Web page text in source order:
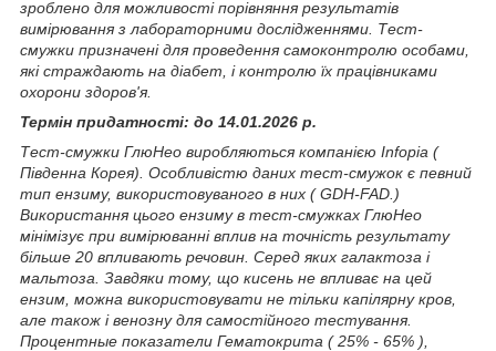
зроблено для можливості порівняння результатів
вимірювання з лабораторними дослідженнями. Тест-
смужки призначені для проведення самоконтролю особами,
які страждають на діабет, і контролю їх працівниками
охорони здоров'я.
Термін придатності: до 14.01.2026 р.
Тест-смужки ГлюНео виробляються компанією Infopia (
Південна Корея). Особливістю даних тест-смужок є певний
тип ензиму, використовуваного в них ( GDH-FAD.)
Використання цього ензиму в тест-смужках ГлюНео
мінімізує при вимірюванні вплив на точність результату
більше 20 впливають речовин. Серед яких галактоза і
мальтоза. Завдяки тому, що кисень не впливає на цей
ензим, можна використовувати не тільки капілярну кров,
але також і венозну для самостійного тестування.
Процентные показатели Гематокрита ( 25% - 65% ),